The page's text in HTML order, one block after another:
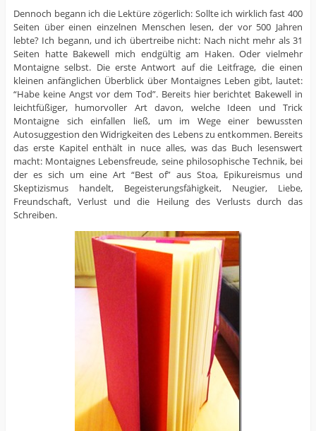
Dennoch begann ich die Lektüre zögerlich: Sollte ich wirklich fast 400
Seiten über einen einzelnen Menschen lesen, der vor 500 Jahren
lebte? Ich begann, und ich übertreibe nicht: Nach nicht mehr als 31
Seiten hatte Bakewell mich endgültig am Haken. Oder vielmehr
Montaigne selbst. Die erste Antwort auf die Leitfrage, die einen
kleinen anfänglichen Überblick über Montaignes Leben gibt, lautet:
“Habe keine Angst vor dem Tod”. Bereits hier berichtet Bakewell in
leichtfüßiger, humorvoller Art davon, welche Ideen und Trick
Montaigne sich einfallen ließ, um im Wege einer bewussten
Autosuggestion den Widrigkeiten des Lebens zu entkommen. Bereits
das erste Kapitel enthält in nuce alles, was das Buch lesenswert
macht: Montaignes Lebensfreude, seine philosophische Technik, bei
der es sich um eine Art “Best of” aus Stoa, Epikureismus und
Skeptizismus handelt, Begeisterungsfähigkeit, Neugier, Liebe,
Freundschaft, Verlust und die Heilung des Verlusts durch das
Schreiben.